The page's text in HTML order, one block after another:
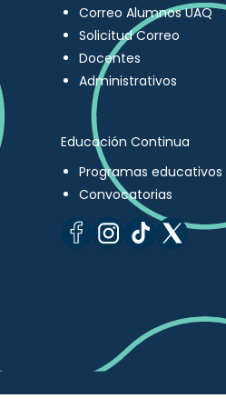
Correo Alumnos UAQ
Solicitud Correo
Docentes
Administrativos
Educación Continua
Programas educativos
Convocatorias